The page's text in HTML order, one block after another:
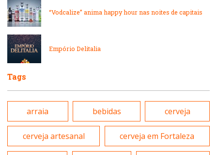
Peixes e Frutos do Mar
Portuguesa
Self-service
Sobremesas e sorvetes
Variados
“Vodcalize” anima happy hour nas noites de capitais
Empório Delitalia
Tags
arraia bebidas cerveja
cerveja artesanal cerveja em Fortaleza